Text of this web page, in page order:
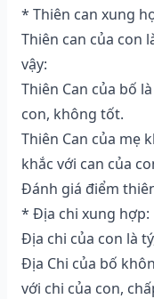
* Thiên can xung
Thiên can của con
vậy:
Thiên Can của bố
con, không tốt.
Thiên Can của mẹ
khắc với can của
Đánh giá điểm
* Địa chi xung hợp:
Địa chi của con là
Địa Chi của bố
với chi của con,